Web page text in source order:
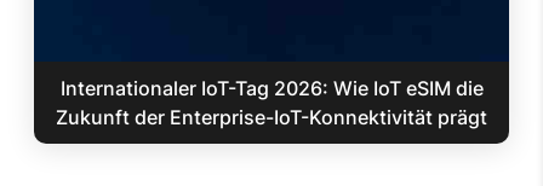
Internationaler IoT-Tag 2026: Wie IoT eSIM die
Zukunft der Enterprise-IoT-Konnektivität prägt